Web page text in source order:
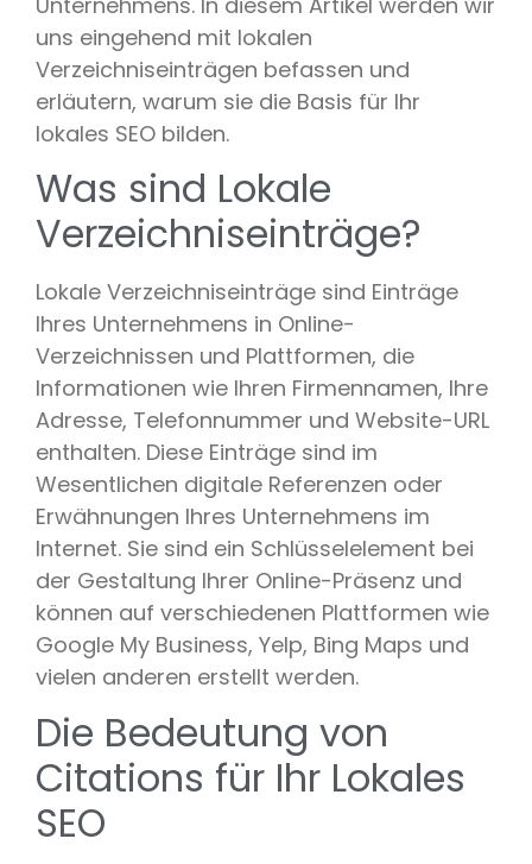
uns eingehend mit lokalen
Verzeichniseinträgen befassen und
erläutern, warum sie die Basis für Ihr
lokales SEO bilden.
Was sind Lokale
Verzeichniseinträge?
Lokale Verzeichniseinträge sind Einträge
Ihres Unternehmens in Online-
Verzeichnissen und Plattformen, die
Informationen wie Ihren Firmennamen, Ihre
Adresse, Telefonnummer und Website-URL
enthalten. Diese Einträge sind im
Wesentlichen digitale Referenzen oder
Erwähnungen Ihres Unternehmens im
Internet. Sie sind ein Schlüsselelement bei
der Gestaltung Ihrer Online-Präsenz und
können auf verschiedenen Plattformen wie
Google My Business, Yelp, Bing Maps und
vielen anderen erstellt werden.
Die Bedeutung von
Citations für Ihr Lokales
SEO